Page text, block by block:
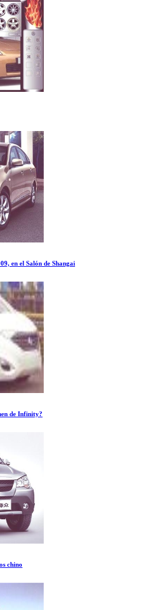
en el Salón de Shangai
de Infinity?
chino